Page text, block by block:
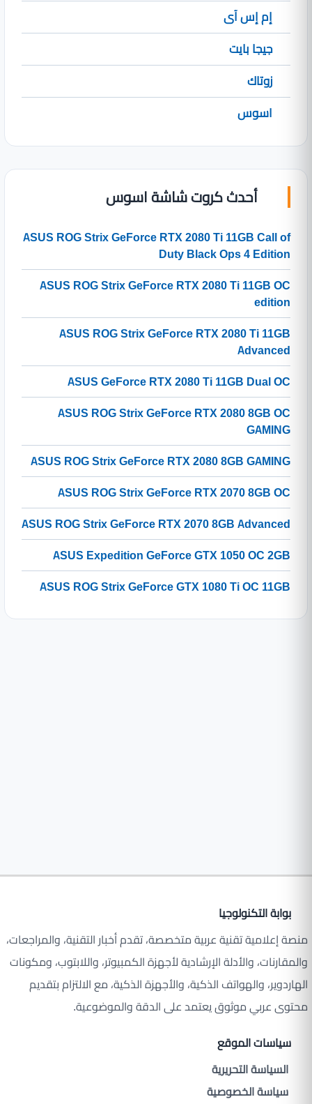
إم إس آى
جيجا بايت
زوتاك
اسوس
أحدث كروت شاشة اسوس
ASUS ROG Strix GeForce RTX 2080 Ti 11GB Call of
Duty Black Ops 4 Edition
ASUS ROG Strix GeForce RTX 2080 Ti 11GB OC
edition
ASUS ROG Strix GeForce RTX 2080 Ti 11GB
Advanced
ASUS GeForce RTX 2080 Ti 11GB Dual OC
ASUS ROG Strix GeForce RTX 2080 8GB OC
GAMING
ASUS ROG Strix GeForce RTX 2080 8GB GAMING
ASUS ROG Strix GeForce RTX 2070 8GB OC
ASUS ROG Strix GeForce RTX 2070 8GB Advanced
ASUS Expedition GeForce GTX 1050 OC 2GB
ASUS ROG Strix GeForce GTX 1080 Ti OC 11GB
بوابة التكنولوجيا
منصة إعلامية تقنية عربية متخصصة، تقدم أخبار التقنية، والمراجعات،
والمقارنات، والأدلة الإرشادية لأجهزة الكمبيوتر، واللابتوب، ومكونات
الهاردوير، والهواتف الذكية، والأجهزة الذكية، مع الالتزام بتقديم
محتوى عربي موثوق يعتمد على الدقة والموضوعية.
سياسات الموقع
السياسة التحريرية
سياسة الخصوصية